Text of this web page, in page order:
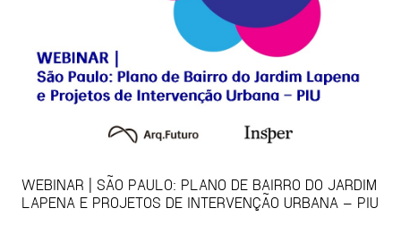
WEBINAR | SÃO PAULO: PLANO DE BAIRRO DO JARDIM
LAPENA E PROJETOS DE INTERVENÇÃO URBANA – PIU